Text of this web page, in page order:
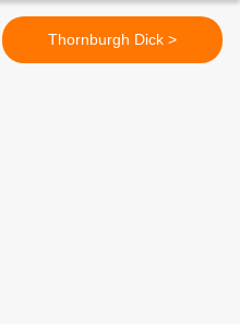
Thornburgh Dick >